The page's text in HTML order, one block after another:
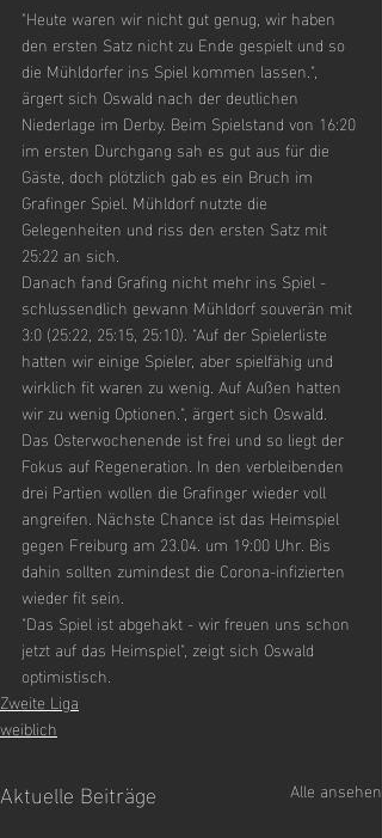
"Heute waren wir nicht gut genug, wir haben
den ersten Satz nicht zu Ende gespielt und so
die Mühldorfer ins Spiel kommen lassen.",
ärgert sich Oswald nach der deutlichen
Niederlage im Derby. Beim Spielstand von 16:20
im ersten Durchgang sah es gut aus für die
Gäste, doch plötzlich gab es ein Bruch im
Grafinger Spiel. Mühldorf nutzte die
Gelegenheiten und riss den ersten Satz mit
25:22 an sich.
Danach fand Grafing nicht mehr ins Spiel -
schlussendlich gewann Mühldorf souverän mit
3:0 (25:22, 25:15, 25:10). "Auf der Spielerliste
hatten wir einige Spieler, aber spielfähig und
wirklich fit waren zu wenig. Auf Außen hatten
wir zu wenig Optionen.", ärgert sich Oswald.
Das Osterwochenende ist frei und so liegt der
Fokus auf Regeneration. In den verbleibenden
drei Partien wollen die Grafinger wieder voll
angreifen. Nächste Chance ist das Heimspiel
gegen Freiburg am 23.04. um 19:00 Uhr. Bis
dahin sollten zumindest die Corona-infizierten
wieder fit sein.
"Das Spiel ist abgehakt - wir freuen uns schon
jetzt auf das Heimspiel", zeigt sich Oswald
optimistisch.
Zweite Liga
weiblich
Aktuelle Beiträge Alle ansehen